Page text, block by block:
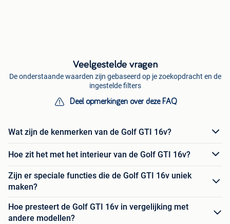
Veelgestelde vragen
De onderstaande waarden zijn gebaseerd op je zoekopdracht en de
ingestelde filters
Deel opmerkingen over deze FAQ
Wat zijn de kenmerken van de Golf GTI 16v?
Hoe zit het met het interieur van de Golf GTI 16v?
Zijn er speciale functies die de Golf GTI 16v uniek
maken?
Hoe presteert de Golf GTI 16v in vergelijking met
andere modellen?